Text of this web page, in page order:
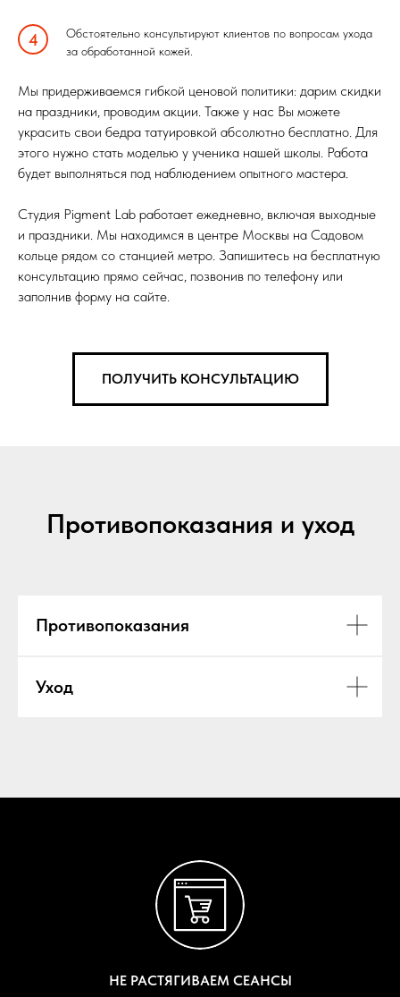
Обстоятельно консультируют клиентов по вопросам ухода
за обработанной кожей.
Мы придерживаемся гибкой ценовой политики: дарим скидки
на праздники, проводим акции. Также у нас Вы можете
украсить свои бедра татуировкой абсолютно бесплатно. Для
этого нужно стать моделью у ученика нашей школы. Работа
будет выполняться под наблюдением опытного мастера.
Студия Pigment Lab работает ежедневно, включая выходные
и праздники. Мы находимся в центре Москвы на Садовом
кольце рядом со станцией метро. Запишитесь на бесплатную
консультацию прямо сейчас, позвонив по телефону или
заполнив форму на сайте.
ПОЛУЧИТЬ КОНСУЛЬТАЦИЮ
Противопоказания и уход
Противопоказания
Уход
НЕ РАСТЯГИВАЕМ СЕАНСЫ